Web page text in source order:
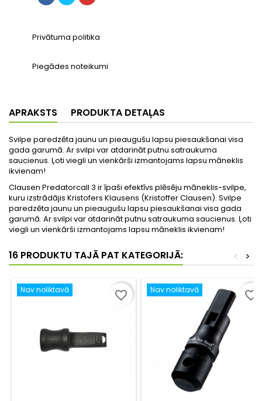
Privātuma politika
Piegādes noteikumi
APRAKSTS PRODUKTA DETAĻAS
Svilpe paredzēta jaunu un pieaugušu lapsu piesaukšanai visa
gada garumā. Ar svilpi var atdarināt putnu satraukuma
saucienus. Ļoti viegli un vienkārši izmantojams lapsu māneklis
ikvienam!
Clausen Predatorcall 3 ir īpaši efektīvs plēsēju māneklis-svilpe,
kuru izstrādājis Kristofers Klausens (Kristoffer Clausen). Svilpe
paredzēta jaunu un pieaugušu lapsu piesaukšanai visa gada
garumā. Ar svilpi var atdarināt putnu satraukuma saucienus. Ļoti
viegli un vienkārši izmantojams lapsu māneklis ikvienam!
16 PRODUKTU TAJĀ PAT KATEGORIJĀ: >
<
Nav noliktavā favorite_border Nav noliktavā favorite_border